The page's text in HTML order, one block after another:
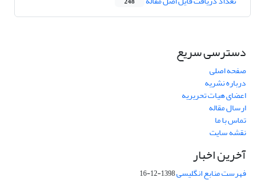
دسترسی سریع
صفحه اصلی
درباره نشریه
اعضای هیات تحریریه
ارسال مقاله
تماس با ما
نقشه سایت
آخرین اخبار
فهرست منابع انگلیسی1398-12-16